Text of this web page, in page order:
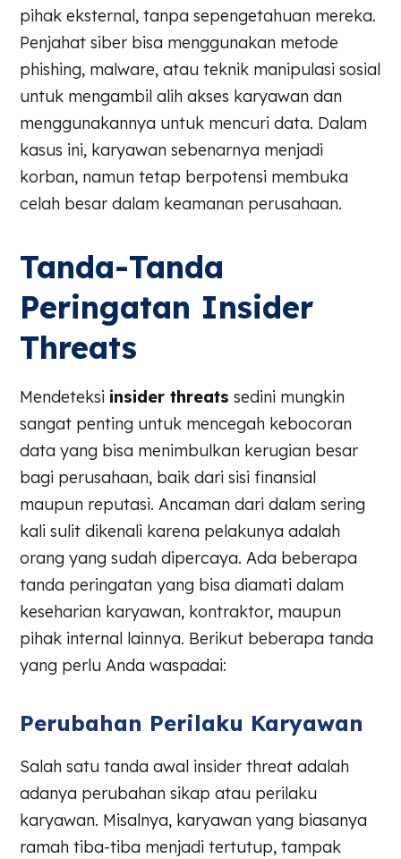
pihak eksternal, tanpa sepengetahuan mereka.
Penjahat siber bisa menggunakan metode
phishing, malware, atau teknik manipulasi sosial
untuk mengambil alih akses karyawan dan
menggunakannya untuk mencuri data. Dalam
kasus ini, karyawan sebenarnya menjadi
korban, namun tetap berpotensi membuka
celah besar dalam keamanan perusahaan.
Tanda-Tanda
Peringatan Insider
Threats
Mendeteksi insider threats sedini mungkin
sangat penting untuk mencegah kebocoran
data yang bisa menimbulkan kerugian besar
bagi perusahaan, baik dari sisi finansial
maupun reputasi. Ancaman dari dalam sering
kali sulit dikenali karena pelakunya adalah
orang yang sudah dipercaya. Ada beberapa
tanda peringatan yang bisa diamati dalam
keseharian karyawan, kontraktor, maupun
pihak internal lainnya. Berikut beberapa tanda
yang perlu Anda waspadai:
Perubahan Perilaku Karyawan
Salah satu tanda awal insider threat adalah
adanya perubahan sikap atau perilaku
karyawan. Misalnya, karyawan yang biasanya
ramah tiba-tiba menjadi tertutup, tampak